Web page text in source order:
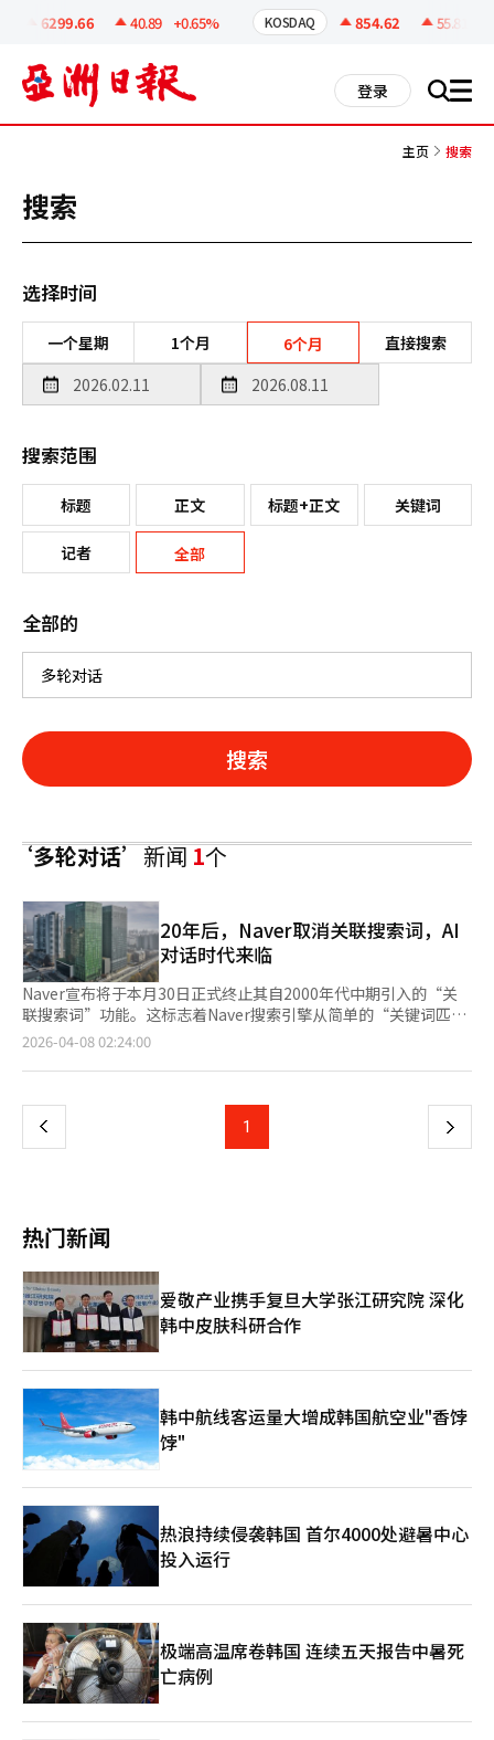
6299.66 40.89 +0.65% KOSDAQ 854.62 55.81
登录 搜 all
主页 搜索
搜索
选择时间
一个星期 1个月 6个月 直接搜索
搜索范围
标题 正文 标题+正文 关键词
记者 全部
全部的
搜索
‘多轮对话’新闻1个
20年后，Naver取消关联搜索词，AI
对话时代来临
Naver宣布将于本月30日正式终止其自2000年代中期引入的“关
联搜索词”功能。这标志着Naver搜索引擎从简单的“关键词匹
配”转变为理解用户意图和上下文的“智能AI平台”。随着信息搜
下一代搜索生态系统。过去，关联搜索词在用户搜索“露营”时，
快速发展使这些指引不再必要。用户现在更倾向于AI提供的精炼答
替代。◆ 通过“AI标签”开启对话式搜索时代Naver计划在上半年
在搜索结果页面新增“AI标签”，核心是与AI进行“多轮对话”。
用户可以搜索“推荐济州岛三晚四日游行程”，然后继续对话，
如“修改为适合带孩子的地方”、“推荐当地人喜欢的美食”等，
AI实时反映用户的精细意图。这与谷歌的“SGE”或OpenAI
的“SearchGPT”等全球科技巨头的步伐一致。搜索引擎正从简
单的信息工具演变为分析用户意图并制定计划的“个人助手”。
Naver凭借最适合韩语数据和国内文化背景的HyperCLOVA X，准
备与全球搜索巨头展开竞争。Naver的此次改版不仅是功能删除，
还涉及国内搜索市场的“数据主权”。全球科技巨头的AI搜索通过
增强信息摘要功能，加速了“零点击”搜索现象，可能威胁内容创
作者的生态。Naver计划强化AI的“桥梁”角色，引导用户探索更
深层次的信息。Naver提到的“相关问题”服务升级，意在AI提供
联搜索词的终止是Naver自我革新的体现。自2007年引入以来，这
一功能一直是搜索框的导航角色。尽管有人担心这会导致“信息获
取的倒退”，但在移动为主的环境中，用户不再需要关键词排列。
未来，Naver将加强“个性化探索”体验。AI学习用户的搜索历史
和上下文，为每个用户提供不同的答案和建议。当然，挑战仍然存
在。如何有效控制AI提供答案的准确性和幻觉，以及在向对话式搜
索转变过程中如何稳定广告收入模式，都是关键。“关联搜索
词”这一20年的标志被移除，取而代之的是“对话式AI”智能助
手。这一变化是否能提升韩国搜索市场的竞争力，或导致平台碎片
化，Naver的“AI搜索转型”将成为今年上半年韩国互联网产业的
热门话题。※ 本报道经人工智能（AI）系统翻译与编辑。
2026-04-08 02:24:00
上
页
1 下
热门新闻
爱敬产业携手复旦大学张江研究院 深化
韩中皮肤科研合作
韩中航线客运量大增成韩国航空业"香饽
饽"
热浪持续侵袭韩国 首尔4000处避暑中心
投入运行
极端高温席卷韩国 连续五天报告中暑死
亡病例